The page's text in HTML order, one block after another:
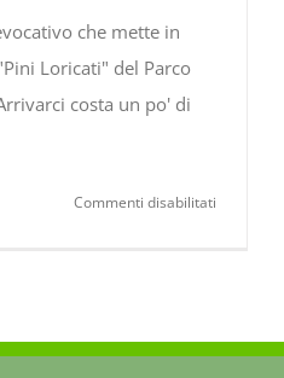
che mette in
Loricati" del Parco
costa un po' di
Commenti disabilitati